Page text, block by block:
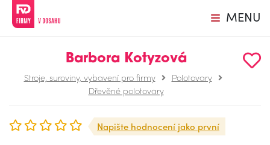
MENU
Barbora Kotyzová
Stroje, suroviny, vybavení pro firmy
Polotovary
Dřevěné polotovary
Napište hodnocení jako první